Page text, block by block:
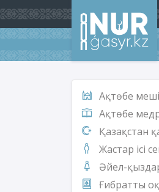
Ақтөбе
Ақтөбе
Қазақстан
Жастар ісі
Әйел-
Ғибратты